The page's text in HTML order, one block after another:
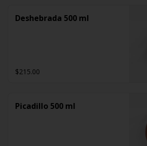
Deshebrada 500 ml
$215.00
Picadillo 500 ml